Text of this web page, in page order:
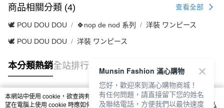
商品相關分類 (4) 查看全部
🕊️ POU DOU DOU 🍀nop de nod 系列 洋裝 ワンピース
🕊️ POU DOU DOU 洋裝 ワンピース
本分類熱銷全站排行
熱門標籤
本網站中使用 cookie，欲查詢有關本網站使用 cookie 方式之詳情，及若您不希
望在電腦上使用 cookie 時應如何變更電腦的 cookie 設定，請參閱本網站「
隱私
Munsin Fashion 滿心購物
您好，歡迎來到滿心購物商城！
有任何問題，請直接留下您的姓名
及聯絡電話，方便我們以最快速度